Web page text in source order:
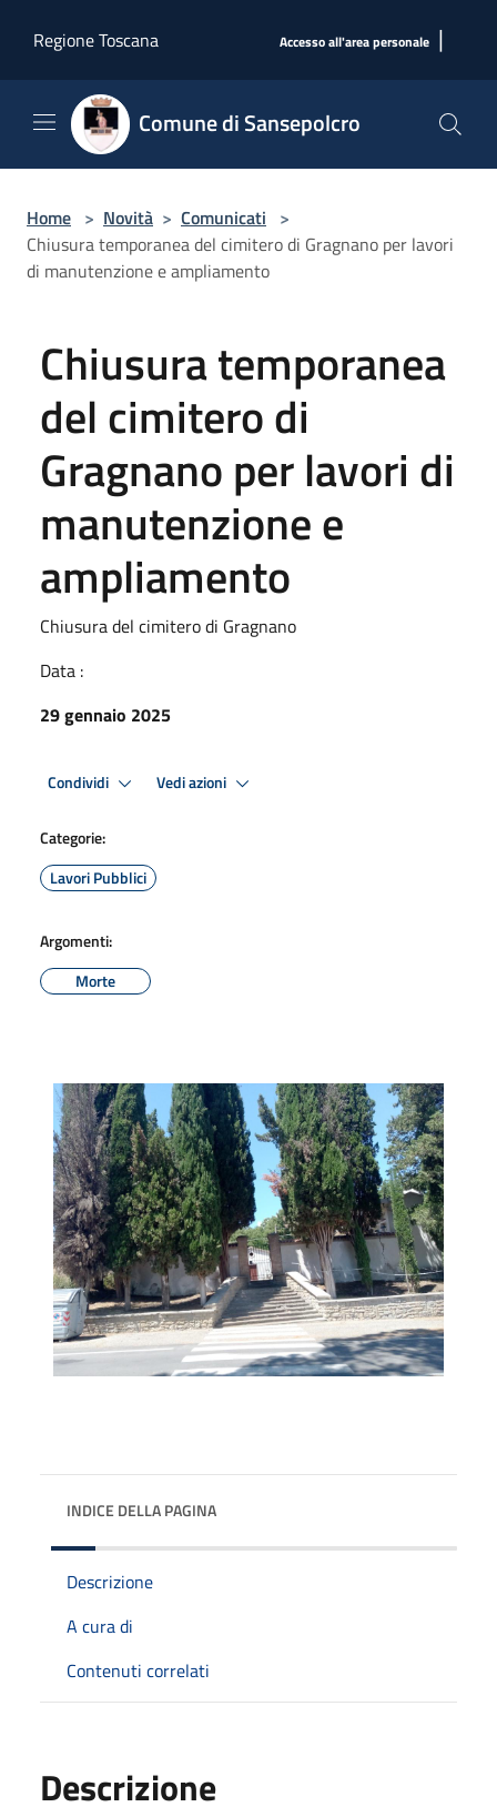
Regione Toscana
Accesso all'area personale |
Comune di Sansepolcro
Home > Novità > Comunicati >
Chiusura temporanea del cimitero di Gragnano per lavori
di manutenzione e ampliamento
Chiusura temporanea
del cimitero di
Gragnano per lavori di
manutenzione e
ampliamento
Chiusura del cimitero di Gragnano
Data :
29 gennaio 2025
Condividi Vedi azioni
Categorie:
Lavori Pubblici
Argomenti:
Morte
INDICE DELLA PAGINA
Descrizione
A cura di
Contenuti correlati
Descrizione